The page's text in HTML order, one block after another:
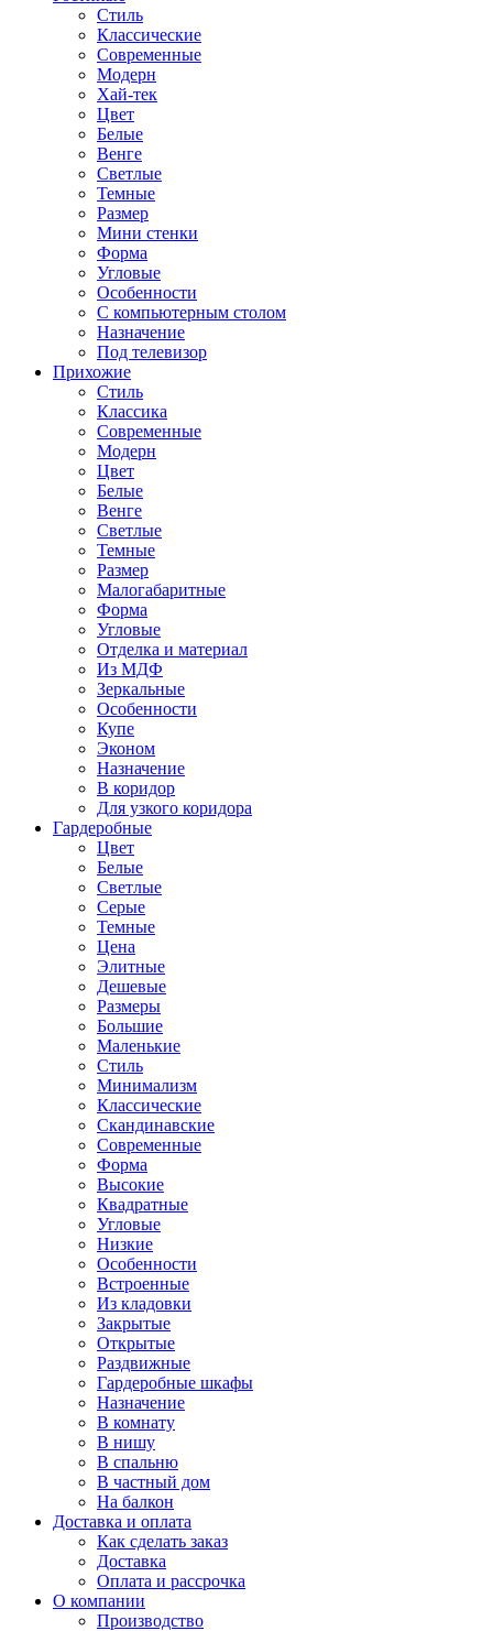
Стиль
Классические
Современные
Модерн
Хай-тек
Цвет
Белые
Венге
Светлые
Темные
Размер
Мини стенки
Форма
Угловые
Особенности
С компьютерным столом
Назначение
Под телевизор
Прихожие
Стиль
Классика
Современные
Модерн
Цвет
Белые
Венге
Светлые
Темные
Размер
Малогабаритные
Форма
Угловые
Отделка и материал
Из МДФ
Зеркальные
Особенности
Купе
Эконом
Назначение
В коридор
Для узкого коридора
Гардеробные
Цвет
Белые
Светлые
Серые
Темные
Цена
Элитные
Дешевые
Размеры
Большие
Маленькие
Стиль
Минимализм
Классические
Скандинавские
Современные
Форма
Высокие
Квадратные
Угловые
Низкие
Особенности
Встроенные
Из кладовки
Закрытые
Открытые
Раздвижные
Гардеробные шкафы
Назначение
В комнату
В нишу
В спальню
В частный дом
На балкон
Доставка и оплата
Как сделать заказ
Доставка
Оплата и рассрочка
О компании
Производство